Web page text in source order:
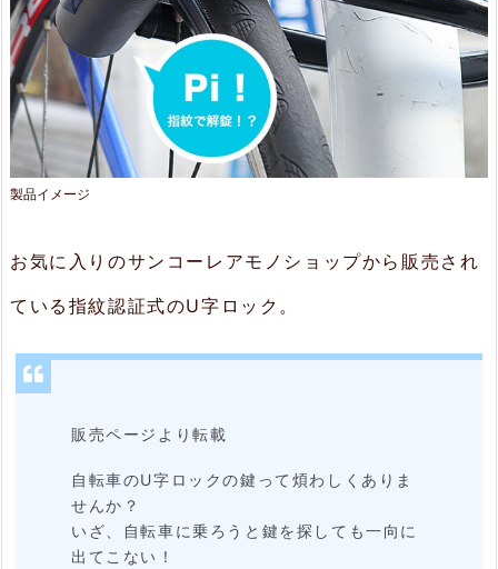
特
2.
一
で
開
2.
製品イメージ
お気に入りのサンコーレアモノショップから販売され
ている指紋認証式のU字ロック。
販売ページより転載
自転車のU字ロックの鍵って煩わしくありま
せんか？
いざ、自転車に乗ろうと鍵を探しても一向に
出てこない！